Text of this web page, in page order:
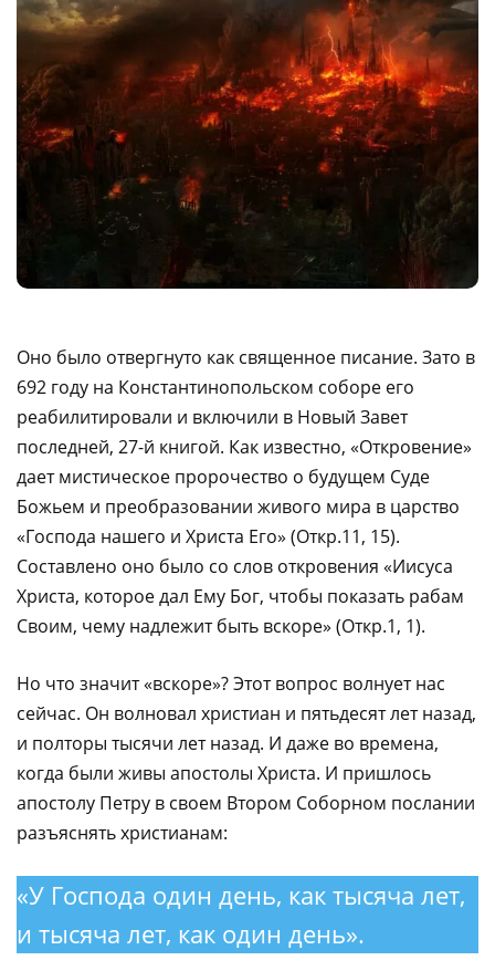
Оно было отвергнуто как священное писание. Зато в
692 году на Константинопольском соборе его
реабилитировали и включили в Новый Завет
последней, 27-й книгой. Как известно, «Откровение»
дает мистическое пророчество о будущем Суде
Божьем и преобразовании живого мира в царство
«Господа нашего и Христа Его» (Откр.11, 15).
Составлено оно было со слов откровения «Иисуса
Христа, которое дал Ему Бог, чтобы показать рабам
Своим, чему надлежит быть вскоре» (Откр.1, 1).
Но что значит «вскоре»? Этот вопрос волнует нас
сейчас. Он волновал христиан и пятьдесят лет назад,
и полторы тысячи лет назад. И даже во времена,
когда были живы апостолы Христа. И пришлось
апостолу Петру в своем Втором Соборном послании
разъяснять христианам:
«У Господа один день, как тысяча лет,
и тысяча лет, как один день».